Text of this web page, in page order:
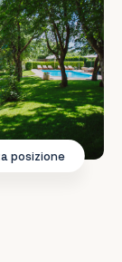
posizione